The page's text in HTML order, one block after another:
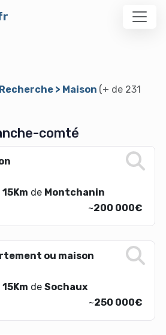
> Maison (+ de 231
comté
15Km de Montchanin
~200 000€
ou maison
15Km de Sochaux
~250 000€